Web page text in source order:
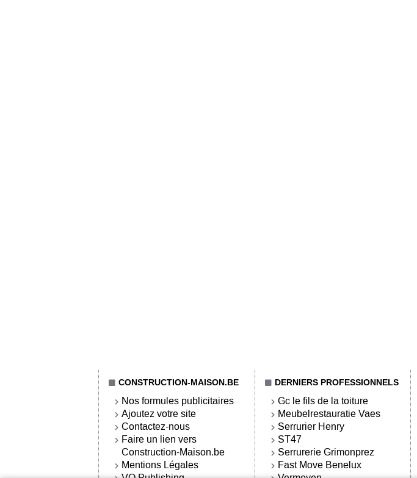
CONSTRUCTION-MAISON.BE
Nos formules publicitaires
Ajoutez votre site
Contactez-nous
Faire un lien vers
Construction-Maison.be
Mentions Légales
DERNIERS PROFESSIONNELS
Gc le fils de la toiture
Meubelrestauratie Vaes
Serrurier Henry
ST47
Serrurerie Grimonprez
Fast Move Benelux